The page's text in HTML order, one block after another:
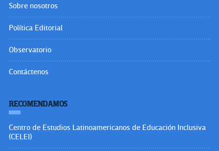
Sobre nosotros
Política Editorial
Observatorio
Contáctenos
RECOMENDAMOS
Centro de Estudios Latinoamericanos de Educación Inclusiva
(CELEI)